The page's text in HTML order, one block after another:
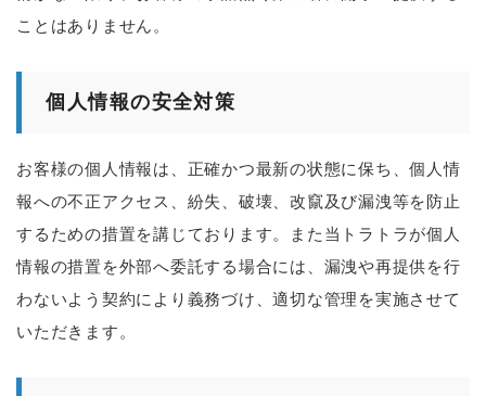
ことはありません。
個人情報の安全対策
お客様の個人情報は、正確かつ最新の状態に保ち、個人情
報への不正アクセス、紛失、破壊、改竄及び漏洩等を防止
するための措置を講じております。また当トラトラが個人
情報の措置を外部へ委託する場合には、漏洩や再提供を行
わないよう契約により義務づけ、適切な管理を実施させて
いただきます。